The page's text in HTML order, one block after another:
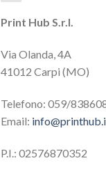
Print Hub S.r.l.
Via Olanda, 4A
41012 Carpi (MO)
Telefono: 059/
Email:
P.I.: 02576870352